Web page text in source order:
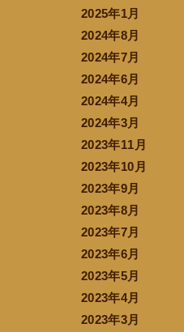
2025年1月
2024年8月
2024年7月
2024年6月
2024年4月
2024年3月
2023年11月
2023年10月
2023年9月
2023年8月
2023年7月
2023年6月
2023年5月
2023年4月
2023年3月